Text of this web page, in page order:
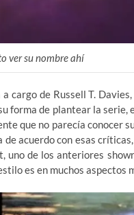
ver su nombre ahí
cargo de Russell T.
forma de plantear la serie,
que no parecía conocer
acuerdo con esas
de los anteriores
es en muchos aspectos